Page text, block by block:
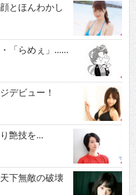
とほんわかし
「らめぇ」……
デビュー！
艶技を…
下無敵の破壊